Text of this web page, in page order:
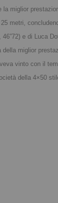
la miglior
metri,
e di Luca
miglior
vinto con il
della 4×50